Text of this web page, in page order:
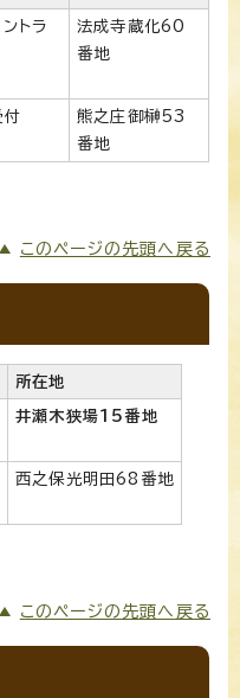
トラ
法成寺蔵化60
番地
付
熊之庄御榊53
番地
このページの先頭へ戻る
所在地
井瀬木狭場15番地
西之保光明田68番地
このページの先頭へ戻る